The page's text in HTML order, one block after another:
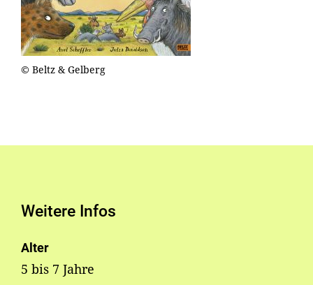
© Beltz & Gelberg
Weitere Infos
Alter
5 bis 7 Jahre